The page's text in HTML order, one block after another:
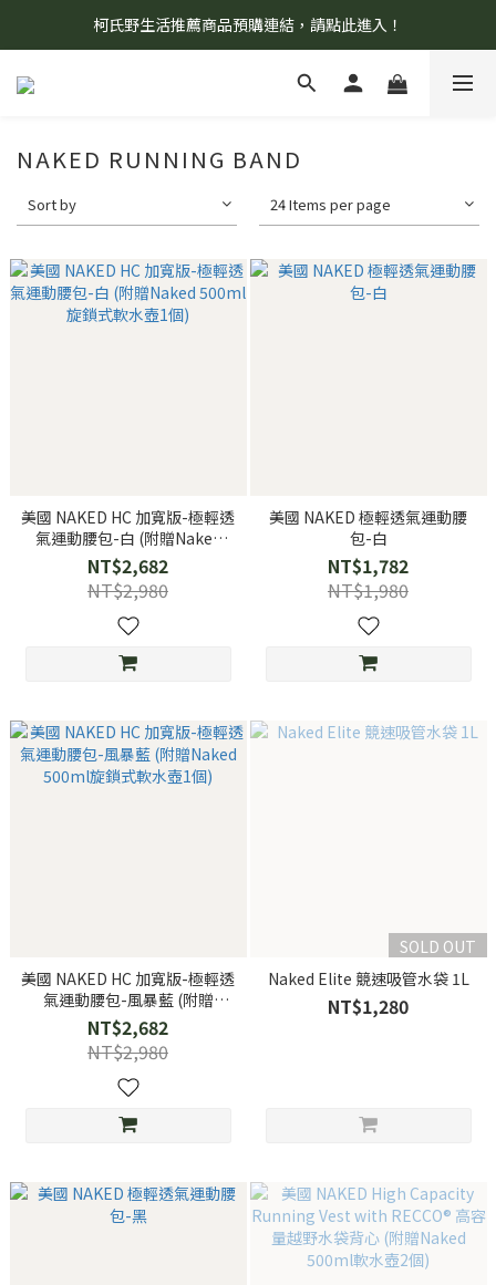
8/7 當天暫停開放工作室。請見諒！
柯氏野生活推薦商品預購連結，請點此進入！
8/7 當天暫停開放工作室。請見諒！
NAKED RUNNING BAND
Sort by 24 Items per page
美國 NAKED HC 加寬版-極輕透
氣運動腰包-白 (附贈Naked
500ml旋鎖式軟水壺1個)
NT$2,682
NT$2,980
美國 NAKED 極輕透氣運動腰
包-白
NT$1,782
NT$1,980
美國 NAKED HC 加寬版-極輕透
氣運動腰包-風暴藍 (附贈
Naked 500ml旋鎖式軟水壺1
個)
NT$2,682
NT$2,980
SOLD OUT
Naked Elite 競速吸管水袋 1L
NT$1,280